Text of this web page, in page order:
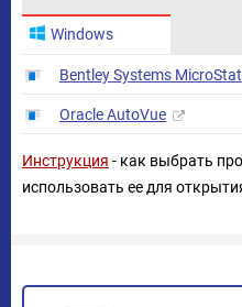
Windows
Bentley Systems
Oracle AutoVue
Инструкция - как выбрать
использовать ее для